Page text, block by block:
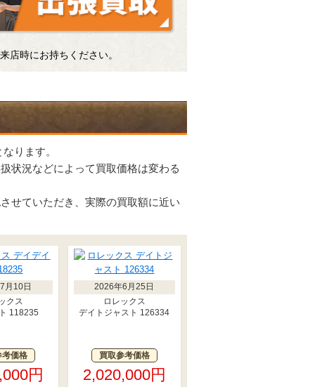
店時にお持ちください。
ります。
状況などによって買取価格は変わる
せていただき、実際の買取額に近い
月10日
クス
118235
考価格
円
2026年6月25日
ロレックス
デイトジャスト 126334
買取参考価格
2,020,000円